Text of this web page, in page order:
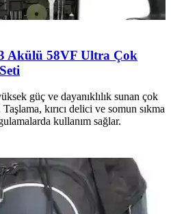
Akülü 58VF Ultra Çok
güç ve dayanıklılık sunan çok
kırıcı delici ve somun sıkma
kullanım sağlar.